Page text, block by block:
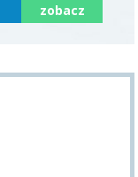
zobacz